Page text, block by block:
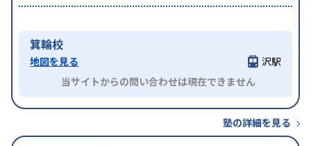
箕輪校
地図を見る
沢駅
当サイトからの問い合わせは現在できません
塾の詳細を見る